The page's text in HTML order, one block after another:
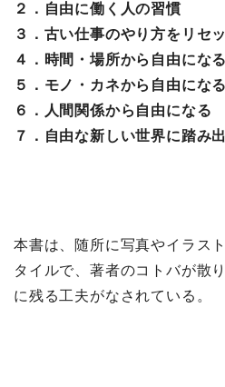
２．自由に働く人の習慣
３．古い仕事のやり方をリセ
４．時間・場所から自由になる
５．モノ・カネから自由になる
６．人間関係から自由になる
７．自由な新しい世界に踏み
本書は、随所に写真やイラス
タイルで、著者のコトバが散
に残る工夫がなされている。